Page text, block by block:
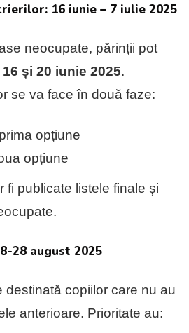
16 iunie – 7 iulie 2025
neocupate, părinții pot
16 și 20 iunie 2025.
se va face în două faze:
opțiune
opțiune
fi publicate listele finale și
28 august 2025
destinată copiilor care nu au
anterioare. Prioritate au: